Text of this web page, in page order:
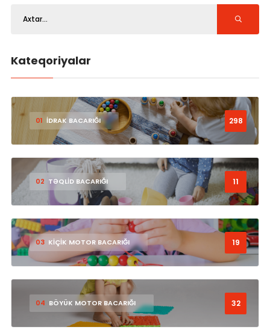
Kateqoriyalar
01 İDRAK BACARIĞI 298
02 TƏQLİD BACARIĞI 11
03 KİÇİK MOTOR BACARIĞI 19
04 BÖYÜK MOTOR BACARIĞI 32